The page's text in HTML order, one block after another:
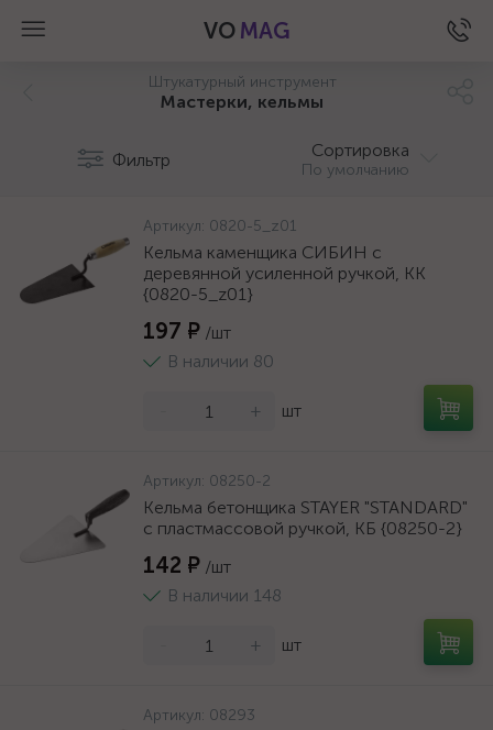
VO MAG
Штукатурный инструмент
Мастерки, кельмы
Фильтр Сортировка
По умолчанию
Артикул: 0820-5_z01
Кельма каменщика СИБИН с
деревянной усиленной ручкой, КК
{0820-5_z01}
197 ₽ /шт
В наличии 80
+ шт
Артикул: 08250-2
Кельма бетонщика STAYER "STANDARD"
с пластмассовой ручкой, КБ {08250-2}
142 ₽ /шт
В наличии 148
+ шт
Артикул: 08293